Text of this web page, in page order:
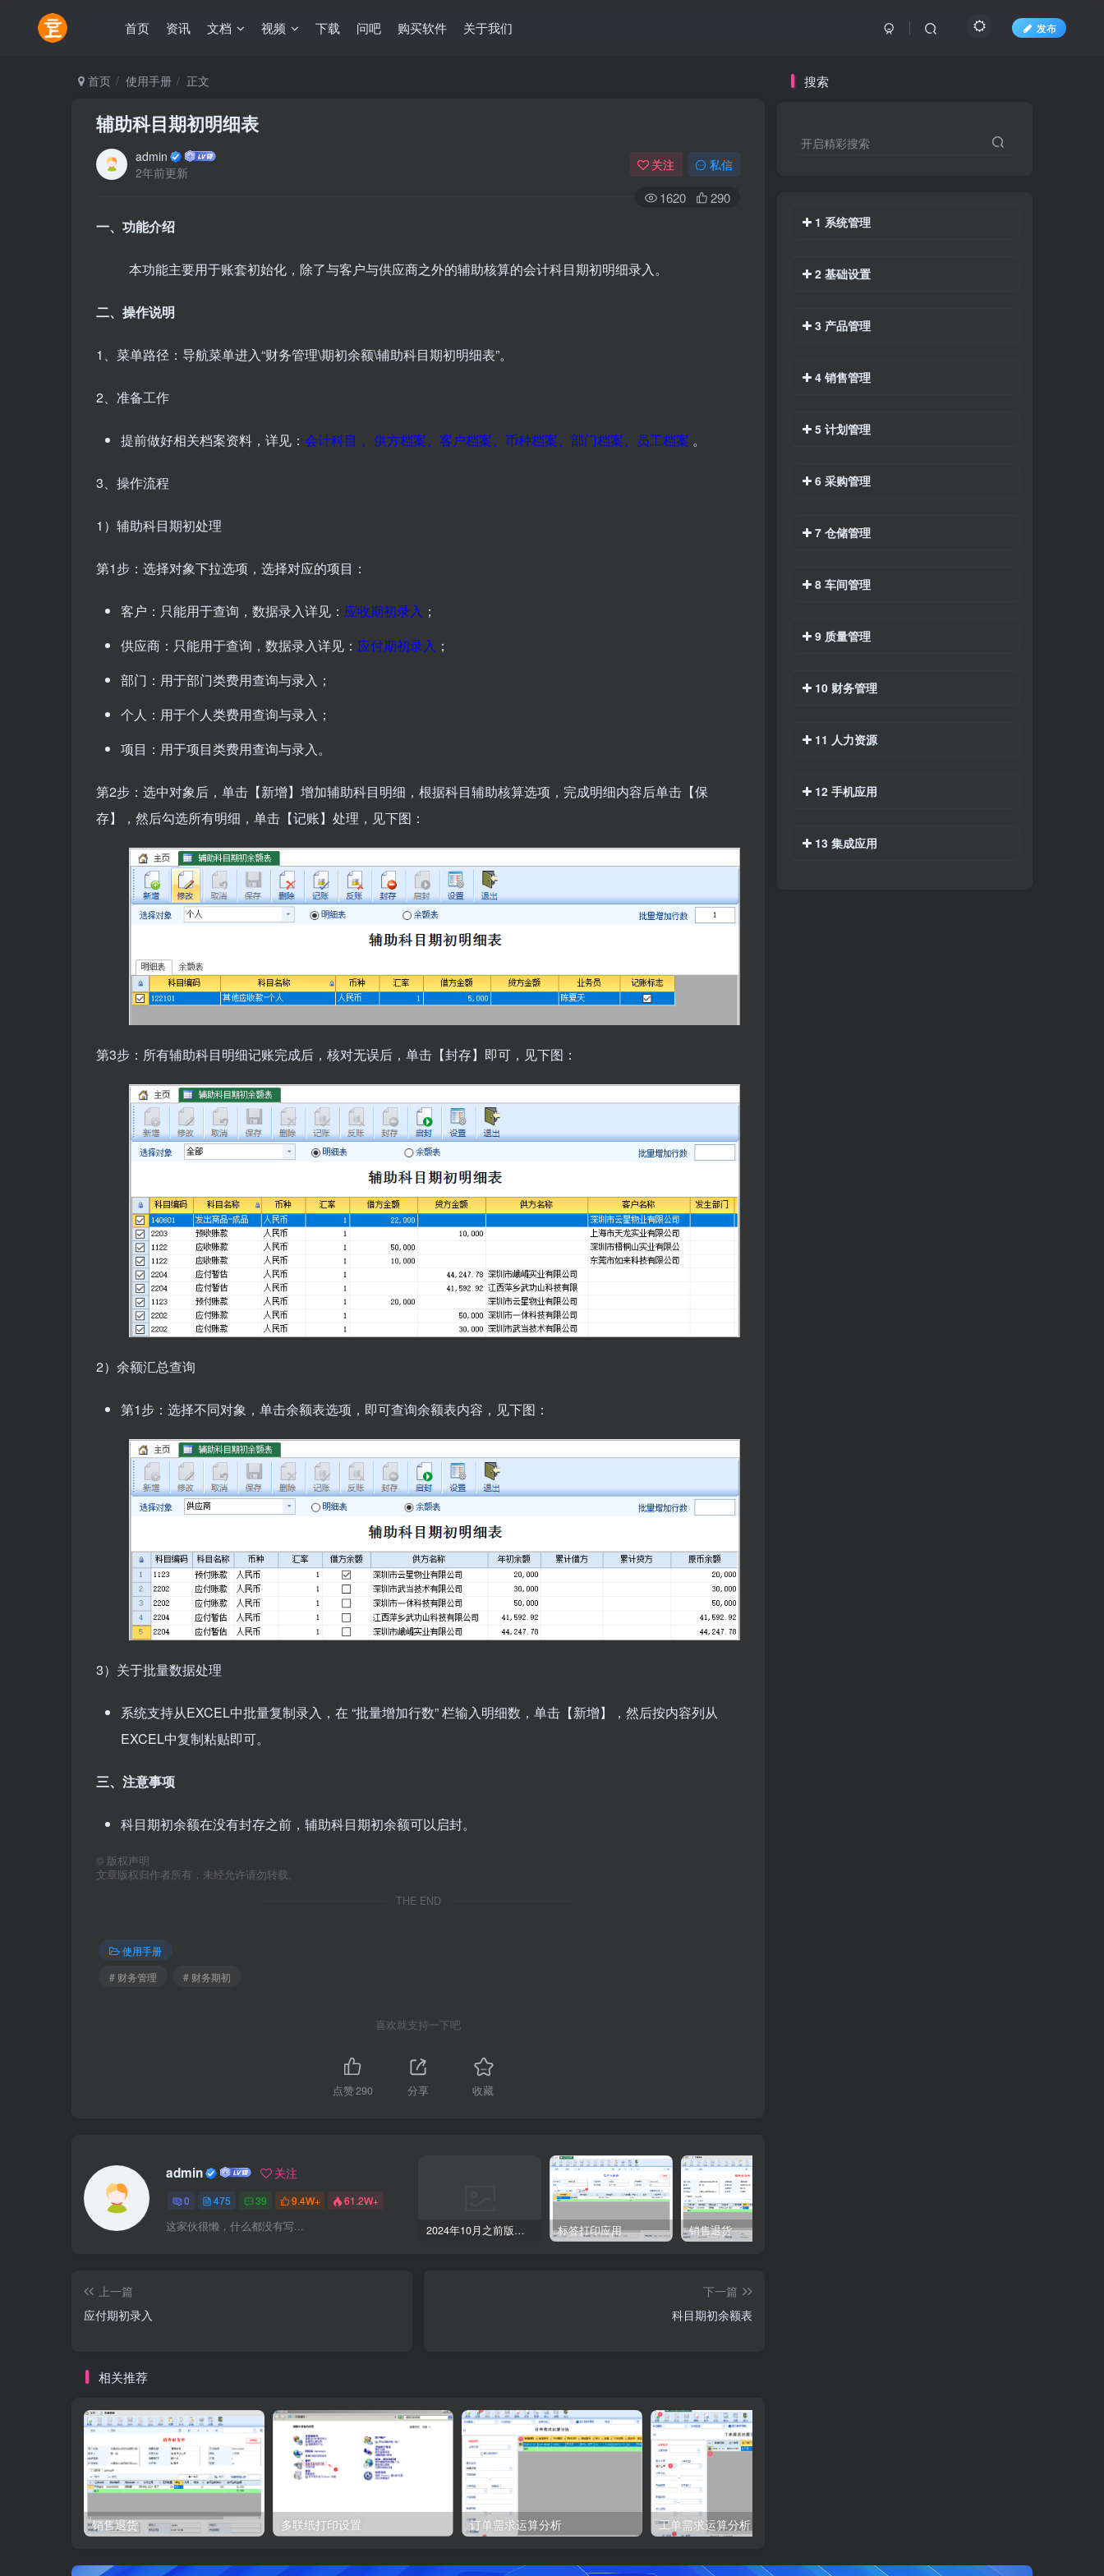
首页 资讯 文档 视频 下载 问吧 购买软件 关于我们 发布
首页 使用手册 正文
辅助科目期初明细表
admin
2年前更新
关注 私信
1620 290
一、功能介绍
本功能主要用于账套初始化，除了与客户与供应商之外的辅助核算的会计科目期初明细录入。
二、操作说明
1、菜单路径：导航菜单进入“财务管理\期初余额\辅助科目期初明细表”。
2、准备工作
提前做好相关档案资料，详见： 会计科目 、 供方档案、 客户档案、 币种档案、 部门档案、 员工档案 。
3、操作流程
1）辅助科目期初处理
第1步：选择对象下拉选项，选择对应的项目：
客户：只能用于查询，数据录入详见： 应收期初录入 ；
供应商：只能用于查询，数据录入详见： 应付期初录入 ；
部门：用于部门类费用查询与录入；
个人：用于个人类费用查询与录入；
项目：用于项目类费用查询与录入。
第2步：选中对象后，单击【新增】增加辅助科目明细，根据科目辅助核算选项，完成明细内容后单击【保
存】，然后勾选所有明细，单击【记账】处理，见下图：
第3步：所有辅助科目明细记账完成后，核对无误后，单击【封存】即可，见下图：
2）余额汇总查询
第1步：选择不同对象，单击余额表选项，即可查询余额表内容，见下图：
3）关于批量数据处理
系统支持从EXCEL中批量复制录入，在 “批量增加行数” 栏输入明细数，单击【新增】，然后按内容列从
EXCEL中复制粘贴即可。
三、注意事项
科目期初余额在没有封存之前，辅助科目期初余额可以启封。
© 版权声明
文章版权归作者所有，未经允许请勿转载。
THE END
使用手册
# 财务管理
# 财务期初
喜欢就支持一下吧
点赞290 分享 收藏
admin 关注
0 475 39 9.4W+ 61.2W+
这家伙很懒，什么都没有写... 2024年10月之前版本升级记录 标签打印应用 销售退货
上一篇
应付期初录入
下一篇
科目期初余额表
相关推荐
销售退货 多联纸打印设置 订单需求运算分析 工单需求运算分析
搜索
开启精彩搜索
1 系统管理
2 基础设置
3 产品管理
4 销售管理
5 计划管理
6 采购管理
7 仓储管理
8 车间管理
9 质量管理
10 财务管理
11 人力资源
12 手机应用
13 集成应用